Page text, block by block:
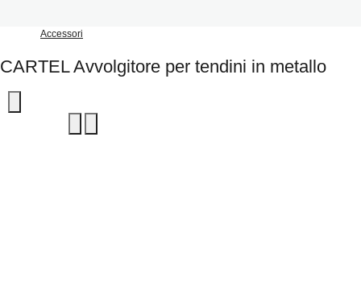
Accessori
CARTEL Avvolgitore per tendini in metallo